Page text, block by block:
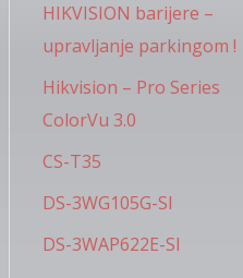
HIKVISION barijere –
upravljanje parkingom !
Hikvision – Pro Series
ColorVu 3.0
CS-T35
DS-3WG105G-SI
DS-3WAP622E-SI